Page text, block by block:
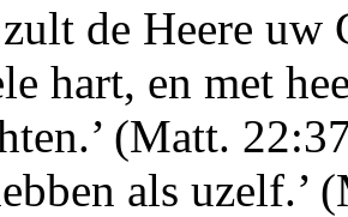
de Heere uw
hart, en met
(Matt.
als uzelf.’